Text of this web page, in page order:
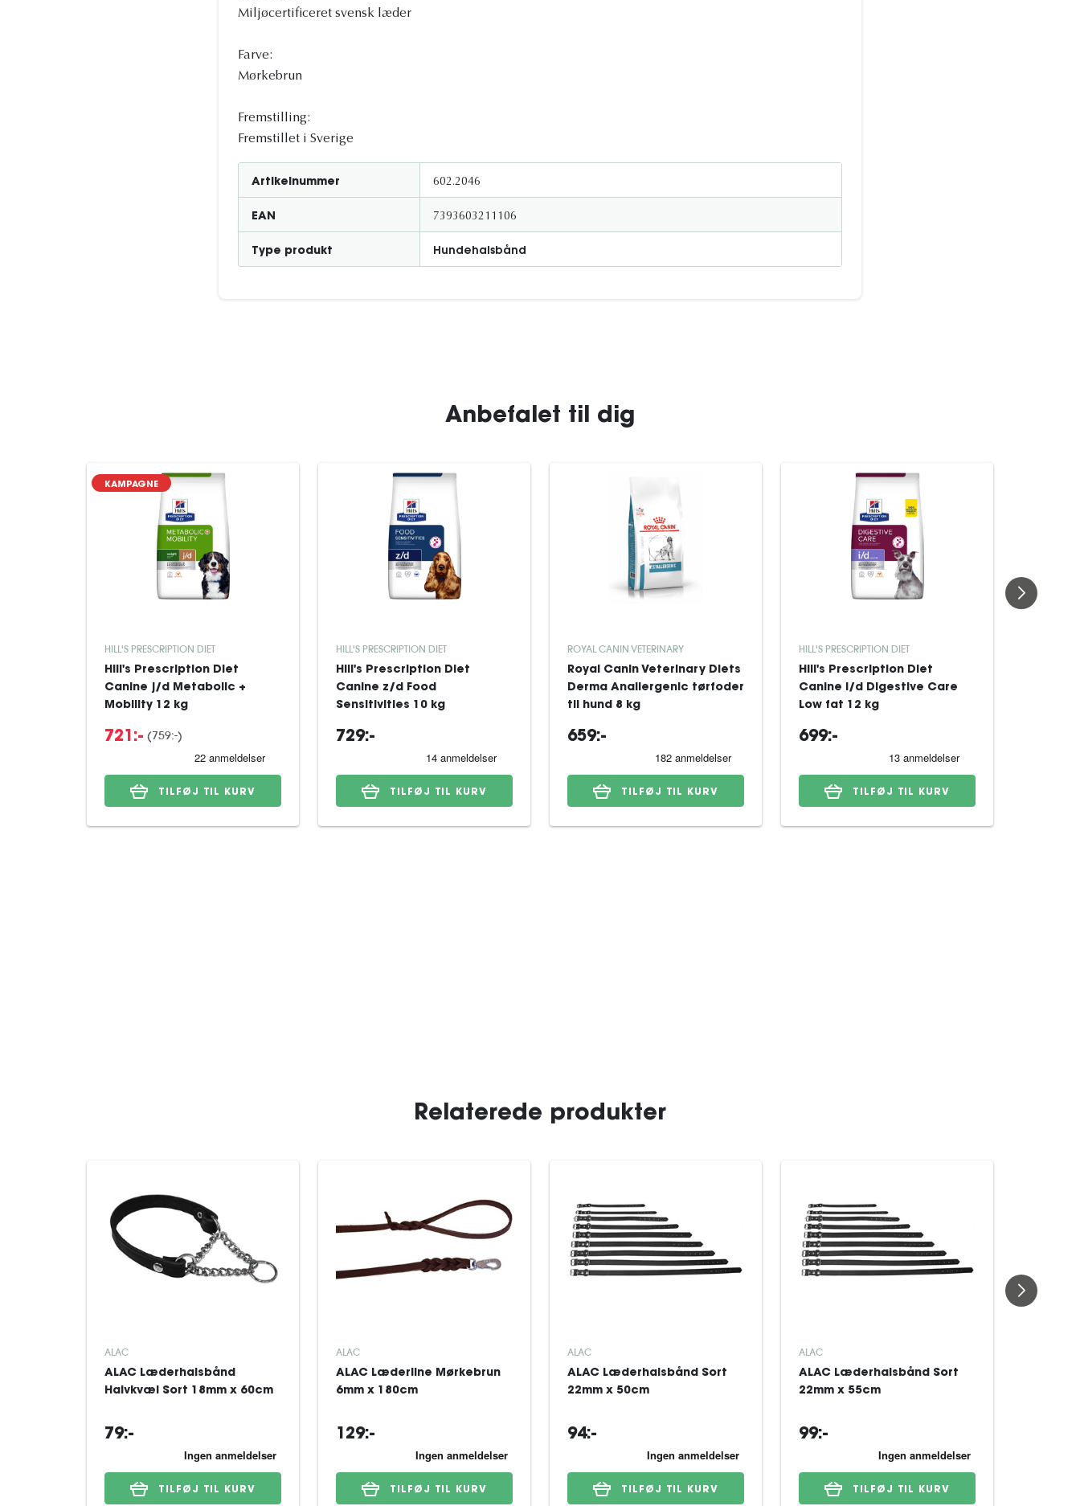
Miljøcertificeret svensk læder
Farve:
Mørkebrun
Fremstilling:
Fremstillet i Sverige
Artikelnummer 602.2046
EAN 7393603211106
Type produkt Hundehalsbånd
Anbefalet til dig
KAMPAGNE
HILL'S PRESCRIPTION DIET
Hill's Prescription Diet
Canine j/d Metabolic +
Mobility 12 kg
721:- (759:-)
TILFØJ TIL KURV
HILL'S PRESCRIPTION DIET
Hill's Prescription Diet
Canine z/d Food
Sensitivities 10 kg
729:-
TILFØJ TIL KURV
ROYAL CANIN VETERINARY
Royal Canin Veterinary Diets
Derma Anallergenic tørfoder
til hund 8 kg
659:-
TILFØJ TIL KURV
HILL'S PRESCRIPTION DIET
Hill's Prescription Diet
Canine i/d Digestive Care
Low fat 12 kg
699:-
TILFØJ TIL KURV
Relaterede produkter
ALAC
ALAC Læderhalsbånd
Halvkvæl Sort 18mm x 60cm
79:-
TILFØJ TIL KURV
ALAC
ALAC Læderline Mørkebrun
6mm x 180cm
129:-
TILFØJ TIL KURV
ALAC
ALAC Læderhalsbånd Sort
22mm x 50cm
94:-
TILFØJ TIL KURV
ALAC
ALAC Læderhalsbånd Sort
22mm x 55cm
99:-
TILFØJ TIL KURV